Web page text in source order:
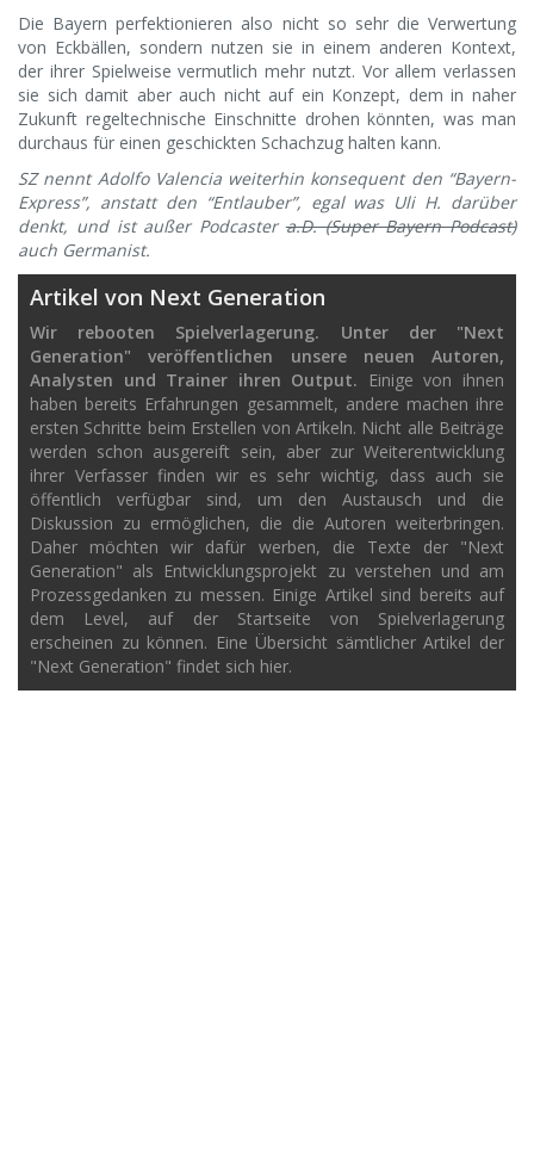
Die Bayern perfektionieren also nicht so sehr die Verwertung
von Eckbällen, sondern nutzen sie in einem anderen Kontext,
der ihrer Spielweise vermutlich mehr nutzt. Vor allem verlassen
sie sich damit aber auch nicht auf ein Konzept, dem in naher
Zukunft regeltechnische Einschnitte drohen könnten, was man
durchaus für einen geschickten Schachzug halten kann.
SZ nennt Adolfo Valencia weiterhin konsequent den “Bayern-
Express”, anstatt den “Entlauber”, egal was Uli H. darüber
denkt, und ist außer Podcastera.D. (Super Bayern Podcast)
auch Germanist.
Artikel von Next Generation
Wir rebooten Spielverlagerung. Unter der "Next
Generation" veröffentlichen unsere neuen Autoren,
Analysten und Trainer ihren Output. Einige von ihnen
haben bereits Erfahrungen gesammelt, andere machen ihre
ersten Schritte beim Erstellen von Artikeln. Nicht alle Beiträge
werden schon ausgereift sein, aber zur Weiterentwicklung
ihrer Verfasser finden wir es sehr wichtig, dass auch sie
öffentlich verfügbar sind, um den Austausch und die
Diskussion zu ermöglichen, die die Autoren weiterbringen.
Daher möchten wir dafür werben, die Texte der "Next
Generation" als Entwicklungsprojekt zu verstehen und am
Prozessgedanken zu messen. Einige Artikel sind bereits auf
dem Level, auf der Startseite von Spielverlagerung
erscheinen zu können. Eine Übersicht sämtlicher Artikel der
"Next Generation" findet sich hier.